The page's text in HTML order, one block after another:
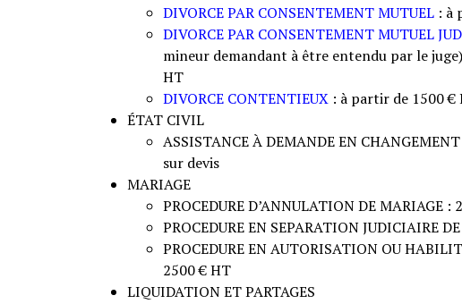
DIVORCE PAR CONSENTEMENT MUTUEL : à
DIVORCE PAR CONSENTEMENT MUTUEL
mineur demandant à être entendu par le
HT
DIVORCE CONTENTIEUX : à partir de 1500 €
ÉTAT CIVIL
ASSISTANCE À DEMANDE EN
sur devis
MARIAGE
PROCEDURE D’ANNULATION DE MARIAGE
PROCEDURE EN SEPARATION JUDICIAIRE
PROCEDURE EN AUTORISATION OU
2500 € HT
LIQUIDATION ET PARTAGES